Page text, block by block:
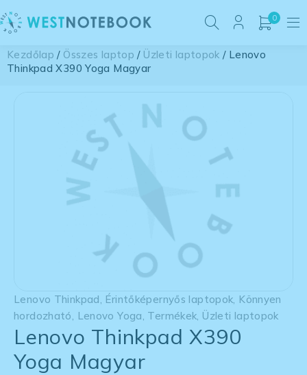
0
Kezdőlap / Összes laptop / Üzleti laptopok / Lenovo
Thinkpad X390 Yoga Magyar
Lenovo Thinkpad Érintőképernyős laptopok Könnyen
hordozható
Lenovo Yoga Termékek Üzleti laptopok
Lenovo Thinkpad X390
Yoga Magyar